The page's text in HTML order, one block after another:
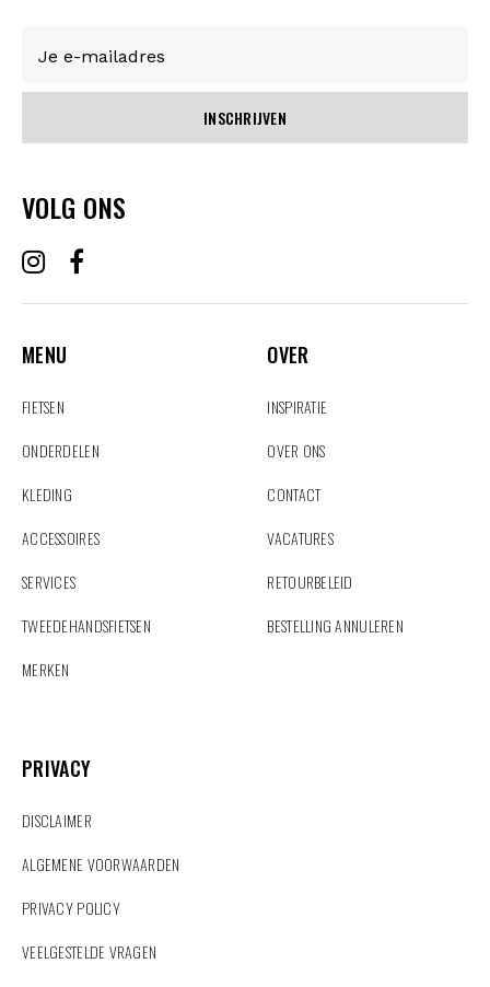
INSCHRIJVEN
VOLG ONS
MENU
FIETSEN
ONDERDELEN
KLEDING
ACCESSOIRES
SERVICES
TWEEDEHANDSFIETSEN
MERKEN
OVER
INSPIRATIE
OVER ONS
CONTACT
VACATURES
RETOURBELEID
BESTELLING ANNULEREN
PRIVACY
DISCLAIMER
ALGEMENE VOORWAARDEN
PRIVACY POLICY
VEELGESTELDE VRAGEN